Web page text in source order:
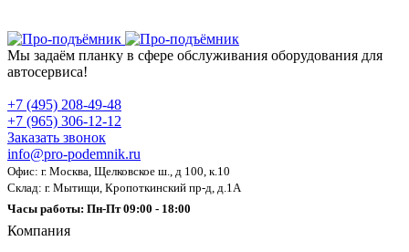
Мы задаём планку в сфере обслуживания оборудования для
автосервиса!
+7 (495) 208-49-48
+7 (965) 306-12-12
Заказать звонок
info@pro-podemnik.ru
Офис: г. Москва, Щелковское ш., д 100, к.10
Склад: г. Мытищи, Кропоткинский пр-д, д.1А
Часы работы: Пн-Пт 09:00 - 18:00
Компания